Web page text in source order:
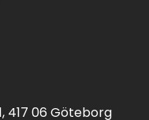
417 06 Göteborg